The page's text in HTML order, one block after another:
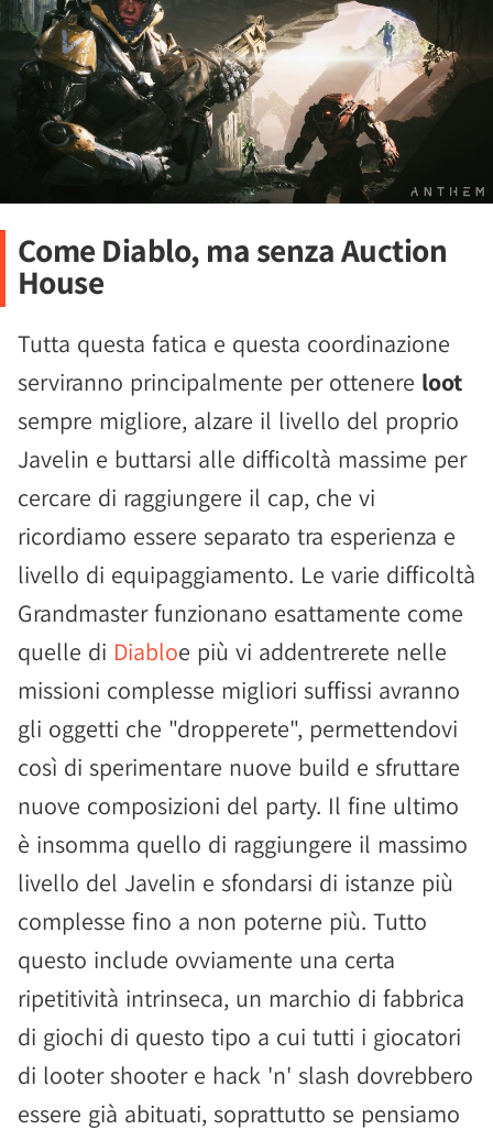
Come Diablo, ma senza Auction
House
Tutta questa fatica e questa coordinazione
serviranno principalmente per ottenere loot
sempre migliore, alzare il livello del proprio
Javelin e buttarsi alle difficoltà massime per
cercare di raggiungere il cap, che vi
ricordiamo essere separato tra esperienza e
livello di equipaggiamento. Le varie difficoltà
Grandmaster funzionano esattamente come
quelle di Diabloe più vi addentrerete nelle
missioni complesse migliori suffissi avranno
gli oggetti che "dropperete", permettendovi
così di sperimentare nuove build e sfruttare
nuove composizioni del party. Il fine ultimo
è insomma quello di raggiungere il massimo
livello del Javelin e sfondarsi di istanze più
complesse fino a non poterne più. Tutto
questo include ovviamente una certa
ripetitività intrinseca, un marchio di fabbrica
di giochi di questo tipo a cui tutti i giocatori
di looter shooter e hack 'n' slash dovrebbero
essere già abituati, soprattutto se pensiamo